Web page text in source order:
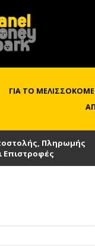
ΓΙΑ ΤΟ
Πληρωμής
Επιστροφές